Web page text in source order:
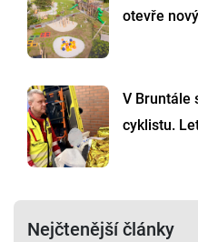
otevře
V Bruntále
cyklistu.
Nejčtenější články